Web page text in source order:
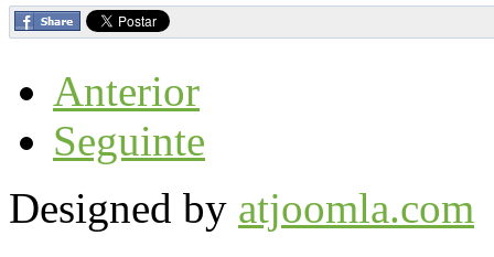
Anterior
Seguinte
Designed by atjoomla.com